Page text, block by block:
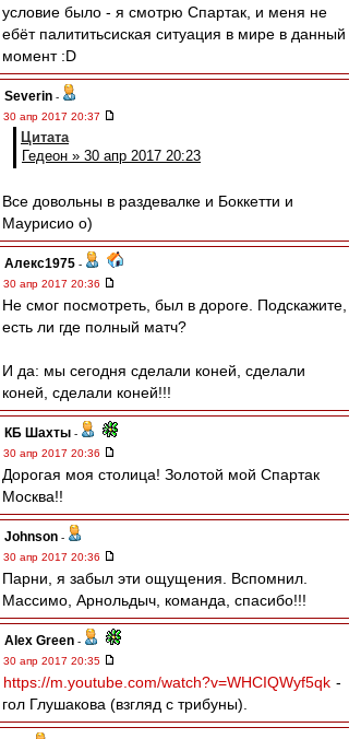
условие было - я смотрю Спартак, и меня не
ебёт палититьсиская ситуация в мире в данный
момент :D
Severin -
30 апр 2017 20:37
Цитата
Гедеон » 30 апр 2017 20:23
Все довольны в раздевалке и Боккетти и
Маурисио о)
Алекс1975 -
30 апр 2017 20:36
Не смог посмотреть, был в дороге. Подскажите,
есть ли где полный матч?
И да: мы сегодня сделали коней, сделали
коней, сделали коней!!!
КБ Шахты -
30 апр 2017 20:36
Дорогая моя столица! Золотой мой Спартак
Москва!!
Johnson -
30 апр 2017 20:36
Парни, я забыл эти ощущения. Вспомнил.
Массимо, Арнольдыч, команда, спасибо!!!
Alex Green -
30 апр 2017 20:35
https://m.youtube.com/watch?v=WHCIQWyf5qk -
гол Глушакова (взгляд с трибуны).